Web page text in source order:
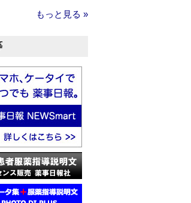
もっと見る »